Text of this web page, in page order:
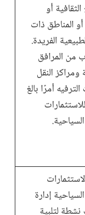
أو
أو المناطق ذات
الفريدة.
من المرافق
ومراكز النقل
أمرًا بالغ
إدارة